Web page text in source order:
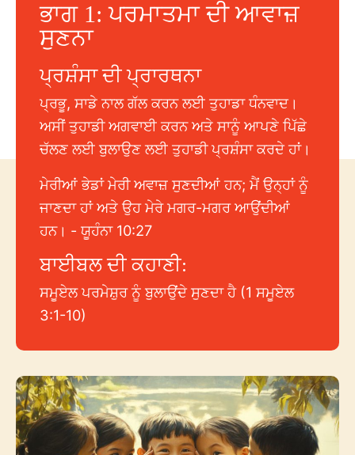
ਭਾਗ 1: ਪਰਮਾਤਮਾ ਦੀ ਆਵਾਜ਼
ਸੁਣਨਾ
ਪ੍ਰਸ਼ੰਸਾ ਦੀ ਪ੍ਰਾਰਥਨਾ
ਪ੍ਰਭੂ, ਸਾਡੇ ਨਾਲ ਗੱਲ ਕਰਨ ਲਈ ਤੁਹਾਡਾ ਧੰਨਵਾਦ।
ਅਸੀਂ ਤੁਹਾਡੀ ਅਗਵਾਈ ਕਰਨ ਅਤੇ ਸਾਨੂੰ ਆਪਣੇ ਪਿੱਛੇ
ਚੱਲਣ ਲਈ ਬੁਲਾਉਣ ਲਈ ਤੁਹਾਡੀ ਪ੍ਰਸ਼ੰਸਾ ਕਰਦੇ ਹਾਂ।
ਮੇਰੀਆਂ ਭੇਡਾਂ ਮੇਰੀ ਅਵਾਜ਼ ਸੁਣਦੀਆਂ ਹਨ; ਮੈਂ ਉਨ੍ਹਾਂ ਨੂੰ
ਜਾਣਦਾ ਹਾਂ ਅਤੇ ਉਹ ਮੇਰੇ ਮਗਰ-ਮਗਰ ਆਉਂਦੀਆਂ
ਹਨ। - ਯੂਹੰਨਾ 10:27
ਬਾਈਬਲ ਦੀ ਕਹਾਣੀ:
ਸਮੂਏਲ ਪਰਮੇਸ਼ੁਰ ਨੂੰ ਬੁਲਾਉਂਦੇ ਸੁਣਦਾ ਹੈ (1 ਸਮੂਏਲ
3:1-10)